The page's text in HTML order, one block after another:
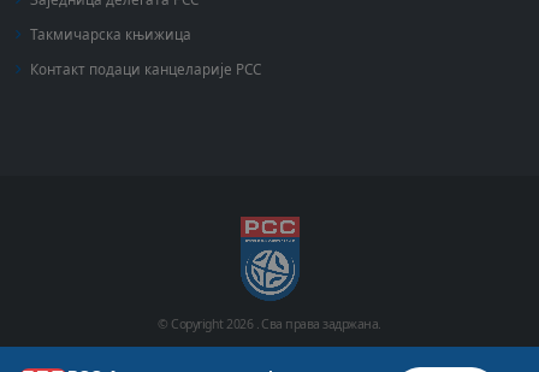
Такмичарска књижица
Контакт подаци канцеларије РСС
© Copyright2026 . Сва права задржана.